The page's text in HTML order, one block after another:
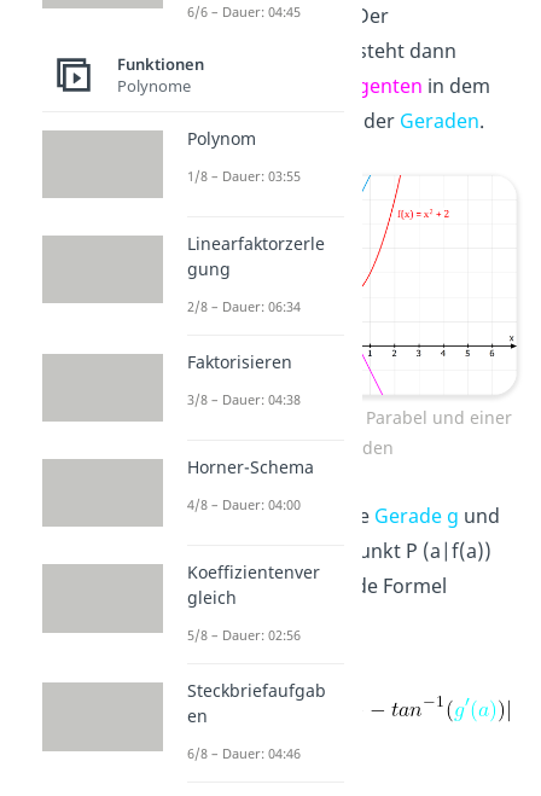
Schnittpunkt an. Der
Schnittwinkel entsteht dann
Tangenten in dem
Schnittpunkt und der Geraden.
Schnittwinkel einer Parabel und einer
Geraden
Schneiden sich die Gerade g und
im Punkt P (a|f(a))
kannst du folgende Formel
6/6 – Dauer: 04:45
Funktionen
Polynome
Polynom
1/8 – Dauer: 03:55
Linearfaktorzerle
gung
2/8 – Dauer: 06:34
Faktorisieren
3/8 – Dauer: 04:38
Horner-Schema
4/8 – Dauer: 04:00
Koeffizientenver
gleich
5/8 – Dauer: 02:56
Steckbriefaufgab
en
6/8 – Dauer: 04:46